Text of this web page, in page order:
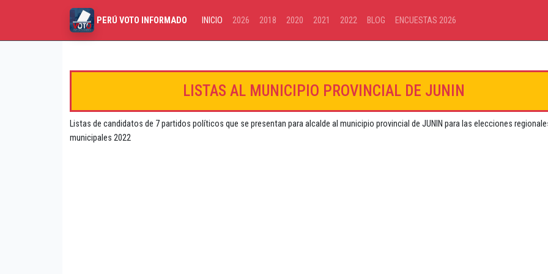
PERÚ VOTO INFORMADO INICIO 2026 2018 2020 2021 2022 BLOG ENCUESTAS 2026
LISTAS AL MUNICIPIO PROVINCIAL DE JUNIN
Listas de candidatos de 7 partidos políticos que se presentan para alcalde al municipio provincial de JUNIN para las elecciones
municipales 2022